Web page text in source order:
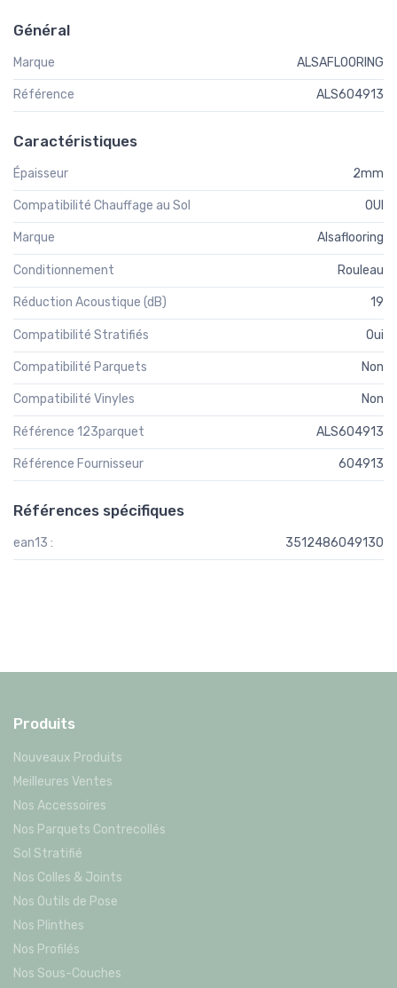
Général
Marque ALSAFLOORING
Référence ALS604913
Caractéristiques
Épaisseur 2mm
Compatibilité Chauffage au Sol OUI
Marque Alsaflooring
Conditionnement Rouleau
Réduction Acoustique (dB) 19
Compatibilité Stratifiés Oui
Compatibilité Parquets Non
Compatibilité Vinyles Non
Référence 123parquet ALS604913
Référence Fournisseur 604913
Références spécifiques
ean13 : 3512486049130
Produits
Nouveaux Produits
Meilleures Ventes
Nos Accessoires
Nos Parquets Contrecollés
Sol Stratifié
Nos Colles & Joints
Nos Outils de Pose
Nos Plinthes
Nos Profilés
Nos Sous-Couches